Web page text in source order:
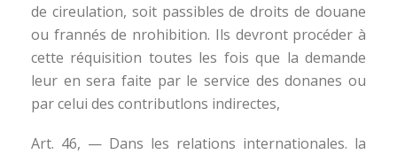
de cireulation, soit passibles de droits de douane
ou frannés de nrohibition. Ils devront procéder à
cette réquisition toutes les fois que la demande
leur en sera faite par le service des donanes ou
par celui des contributlons indirectes,
Art. 46, — Dans les relations internationales. la